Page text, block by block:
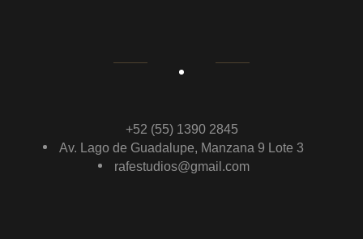
+52 (55) 1390 2845
Av. Lago de Guadalupe, Manzana 9 Lote 3
rafestudios@gmail.com